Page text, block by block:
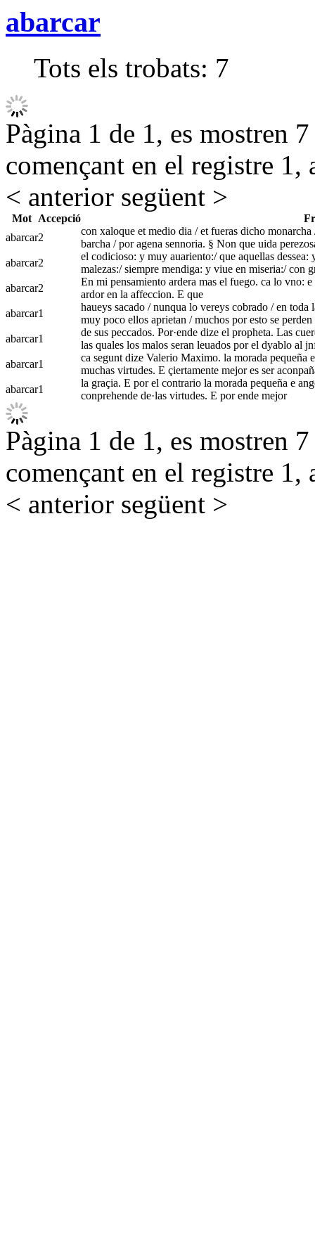
abarcar
Tots els trobats: 7
Pàgina 1 de 1, es mostren
començant en el registre 1,
< anterior següent >
Mot Accepció
abarcar2
con xaloque et medio dia / et fueras dicho
barcha / por agena sennoria. § Non que uida
abarcar2
el codicioso: y muy auariento:/ que aquellas dessea:
malezas:/ siempre mendiga: y viue en miseria:/ con
abarcar2
En mi pensamiento ardera mas el fuego. ca lo vno:
ardor en la affeccion. E que
abarcar1
haueys sacado / nunqua lo vereys cobrado / en
muy poco ellos aprietan / muchos por esto se
abarcar1
de sus peccados. Por·ende dize el propheta. Las
las quales los malos seran leuados por el dyablo al
abarcar1
ca segunt dize Valerio Maximo. la morada pequeña
muchas virtudes. E çiertamente mejor es ser
abarcar1
la graçia. E por el contrario la morada pequeña e
conprehende de·las virtudes. E por ende mejor
Pàgina 1 de 1, es mostren
començant en el registre 1,
< anterior següent >